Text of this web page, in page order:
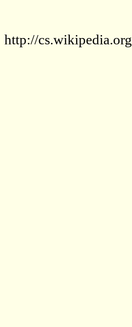
http://cs.wikipedia.org